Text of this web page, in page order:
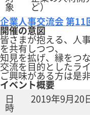
象
ど）
企業人事交流会 第11
開催の意図
皆さまが抱える、人
を共有しつつ、
知見を拡げ、縁をつ
交流を目的としたラ
ご興味がある方は是
イベント概要
日
時
2019年9月20